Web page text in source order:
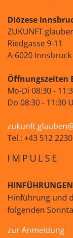
Diözese
Riedgasse 9-11
A-6020 Innsbruck
Öffnungszeiten
Mo-Di 08:30 -
Do 08:30 - 11:30
Tel.: +43 512
IMPULSE
HINFÜHRUNGEN
Hinführung und
folgenden
zur Anmeldung